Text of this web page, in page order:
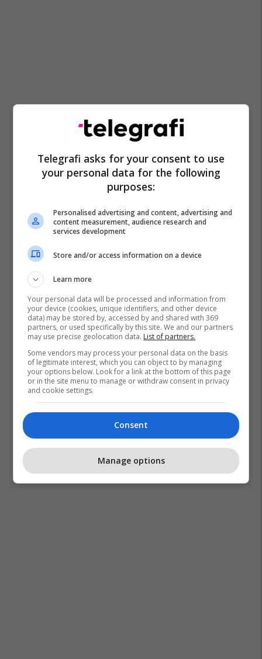
Telegrafi asks for your consent to use
your personal data for the following
purposes:
Personalised advertising and content, advertising and
content measurement, audience research and
services development
Store and/or access information on a device
Learn more
Your personal data will be processed and information from
your device (cookies, unique identifiers, and other device
data) may be stored by, accessed by and shared with 369
partners, or used specifically by this site. We and our partners
may use precise geolocation data. List of partners.
Some vendors may process your personal data on the basis
of legitimate interest, which you can object to by managing
your options below. Look for a link at the bottom of this page
or in the site menu to manage or withdraw consent in privacy
and cookie settings.
Consent
Manage options